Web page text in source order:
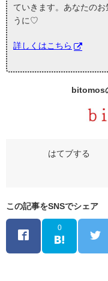
ていきます。あなたの
うに♡
詳しくはこちら
bitomos
この記事をSNSでシェア
0